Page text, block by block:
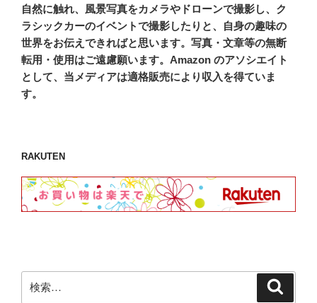
自然に触れ、風景写真をカメラやドローンで撮影し、ク
ラシックカーのイベントで撮影したりと、自身の趣味の
世界をお伝えできればと思います。写真・文章等の無断
転用・使用はご遠慮願います。Amazon のアソシエイト
として、当メディアは適格販売により収入を得ていま
す。
RAKUTEN
索: